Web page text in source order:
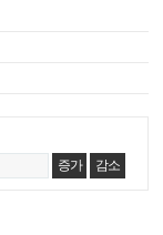
증가
감소